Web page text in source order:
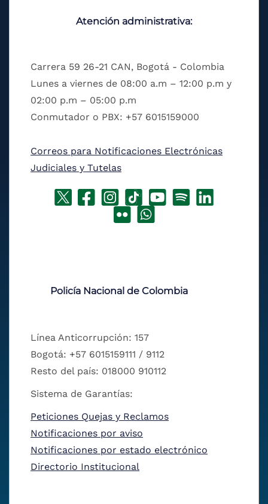
Atención administrativa:
Carrera 59 26-21 CAN, Bogotá - Colombia
Lunes a viernes de 08:00 a.m – 12:00 p.m y
02:00 p.m – 05:00 p.m
Conmutador o PBX: +57 6015159000
Correos para Notificaciones Electrónicas
Judiciales y Tutelas
Policía Nacional de Colombia
Línea Anticorrupción: 157
Bogotá: +57 6015159111 / 9112
Resto del país: 018000 910112
Sistema de Garantías:
Peticiones Quejas y Reclamos
Notificaciones por aviso
Notificaciones por estado electrónico
Directorio Institucional